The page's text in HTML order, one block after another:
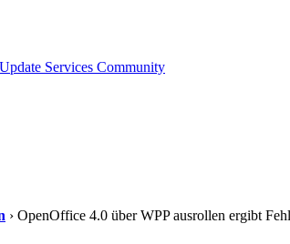
› OpenOffice 4.0 über WPP ausrollen ergibt